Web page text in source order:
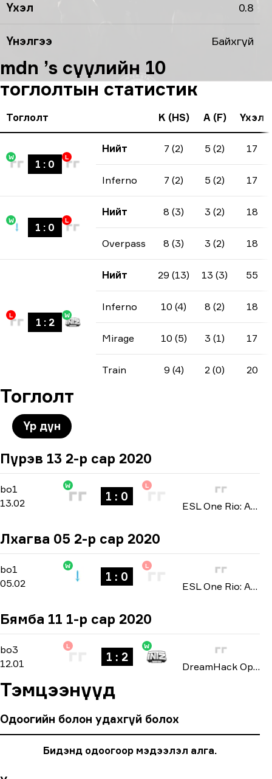
Үхэл 0.8
Үнэлгээ Байхгүй
mdn ’s сүүлийн 10
тоглолтын статистик
Тоглолт K (HS) A (F) Үхэл
W
1 : 0
L
Нийт 7 (2) 5 (2) 17
Inferno 7 (2) 5 (2) 17
W
1 : 0
L
Нийт 8 (3) 3 (2) 18
Overpass 8 (3) 3 (2) 18
L
1 : 2
W
Нийт 29 (13) 13 (3) 55
Inferno 10 (4) 8 (2) 18
Mirage 10 (5) 3 (1) 17
Train 9 (4) 2 (0) 20
Тоглолт
Үр дүн
Пүрэв 13 2-р сар 2020
bo1 North America Open Qualifier 4
13.02
W
1 : 0
L
ESL One Rio: Americas Minor Championship 2020
Лхагва 05 2-р сар 2020
bo1 North America Open Qualifier 2
05.02
W
1 : 0
L
ESL One Rio: Americas Minor Championship 2020
Бямба 11 1-р сар 2020
bo3 North American Open Qualifier-
12.01
L
1 : 2
W
DreamHack Open: Leipzig 2020
Тэмцээнүүд
Одоогийн болон удахгүй болох
Бидэнд одоогоор мэдээлэл алга.